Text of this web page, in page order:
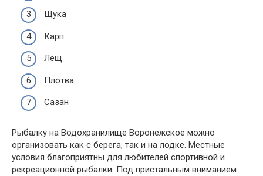
Щука
Карп
Лещ
Плотва
Сазан
Рыбалку на Водохранилище Воронежское можно
организовать как с берега, так и на лодке. Местные
условия благоприятны для любителей спортивной и
рекреационной рыбалки. Под пристальным вниманием